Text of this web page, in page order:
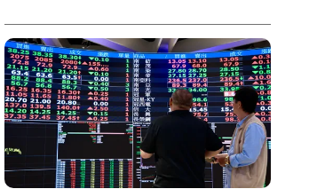
亞受惠AI風潮帶動電子材料價量齊揚，月
增12.7％，年增44.5％，7月營收創下近
49個月新高。